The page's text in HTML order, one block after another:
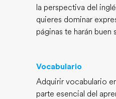
la perspectiva del
quieres dominar
páginas te harán buen
Vocabulario
Adquirir vocabulario
parte esencial del